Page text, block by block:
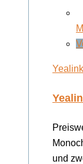
Yealink
und